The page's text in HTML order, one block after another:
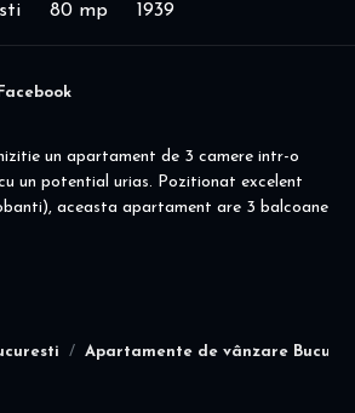
80 mp 1939
Apartamente de vânzare
Facebook
un apartament de 3 camere intr-o
un potential urias. Pozitionat excelent
aceasta apartament are 3 balcoane
fiind la o distanta de 7 minute pana la